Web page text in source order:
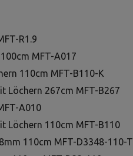
R1.9
MFT-A017
110cm MFT-B110-K
Löchern 267cm MFT-B267
A010
Löchern 110cm MFT-B110
110cm MFT-D3348-110-T